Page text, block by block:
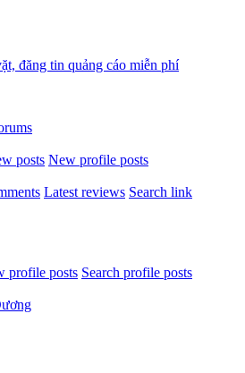
posts New profile posts
Latest reviews Search link
profile posts Search profile posts